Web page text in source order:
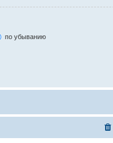
по убыванию